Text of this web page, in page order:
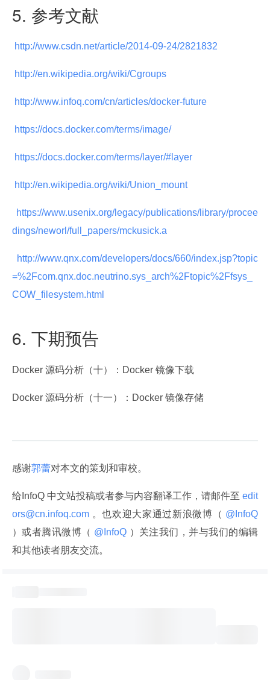
5. 参考文献
http://www.csdn.net/article/2014-09-24/2821832
http://en.wikipedia.org/wiki/Cgroups
http://www.infoq.com/cn/articles/docker-future
https://docs.docker.com/terms/image/
https://docs.docker.com/terms/layer/#layer
http://en.wikipedia.org/wiki/Union_mount
dings/neworl/full_papers/mckusick.a
=%2Fcom.qnx.doc.neutrino.sys_arch%2Ftopic%2Ffsys_
COW_filesystem.html
6. 下期预告
Docker 源码分析（十）：Docker 镜像下载
Docker 源码分析（十一）：Docker 镜像存储
感谢郭蕾对本文的策划和审校。
给InfoQ 中文站投稿或者参与内容翻译工作，请邮件至 edit
ors@cn.infoq.com 。也欢迎大家通过新浪微博（
）或者腾讯微博（ @InfoQ ）关注我们，并与我们的编辑
和其他读者朋友交流。